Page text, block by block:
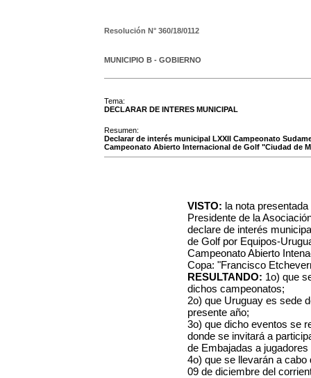
Resolución N° 360/18/0112
MUNICIPIO B - GOBIERNO
Tema:
DECLARAR DE INTERES MUNICIPAL
Resumen:
Declarar de interés municipal LXXII Campeonato
Campeonato Abierto Internacional de Golf "Ciudad de
VISTO: la nota
Presidente de la
declare de interés
de Golf por Equipos-
Campeonato Abierto
Copa: "Francisco
RESULTANDO: 1o) que
dichos campeonatos;
2o) que Uruguay es sede
presente año;
3o) que dicho eventos se
donde se invitará a
de Embajadas a
4o) que se llevarán a
09 de diciembre del